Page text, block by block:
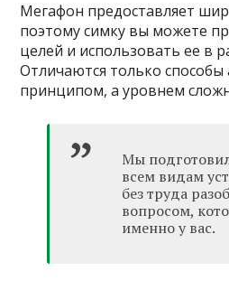
Мегафон предоставляет
поэтому симку вы можете
целей и использовать ее в
Отличаются только
принципом, а уровнем
Мы
всем видам
без труда
вопросом,
именно у вас.